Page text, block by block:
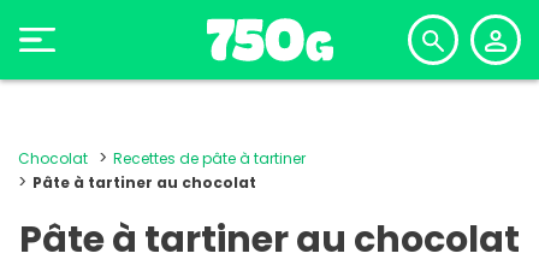
Chocolat
Recettes de pâte à tartiner
Pâte à tartiner au chocolat
Pâte à tartiner au chocolat